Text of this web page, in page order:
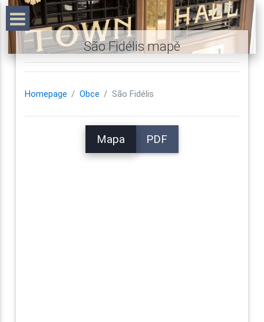
São Fidélis mapě
Homepage Obce São Fidélis
Mapa PDF